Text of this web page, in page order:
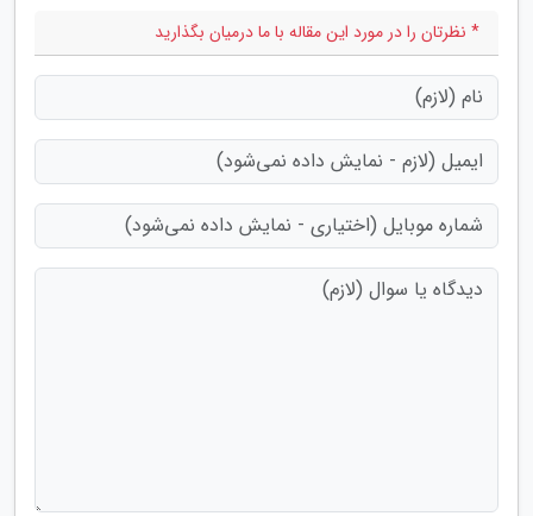
* نظرتان را در مورد این مقاله با ما درمیان بگذارید